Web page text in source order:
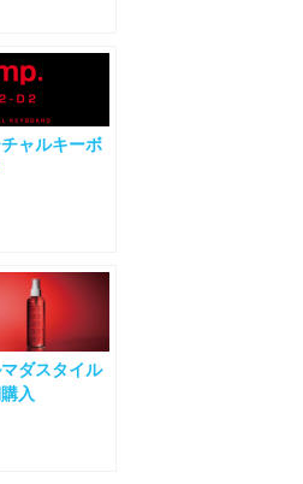
ャルキーボ
ダスタイル
入